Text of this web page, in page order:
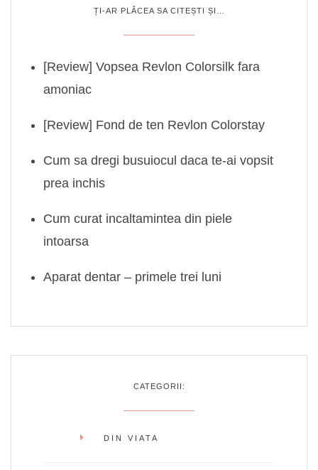
ȚI-AR PLĂCEA SA CITEȘTI ȘI…
[Review] Vopsea Revlon Colorsilk fara
amoniac
[Review] Fond de ten Revlon Colorstay
Cum sa dregi busuiocul daca te-ai vopsit
prea inchis
Cum curat incaltamintea din piele
intoarsa
Aparat dentar – primele trei luni
CATEGORII:
DIN VIATA